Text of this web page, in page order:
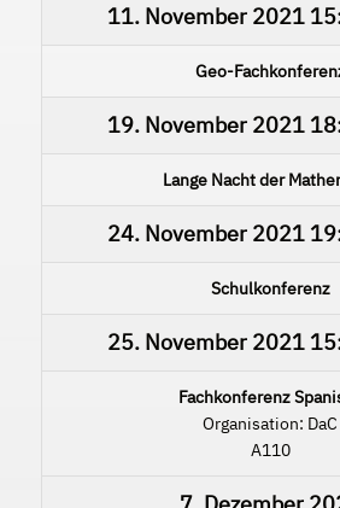
11. November 2021
Geo-
19. November 2021
Lange Nacht der
24. November 2021
Schulkonferenz
25. November 2021
Fachkonferenz
Organisation: DaC
A110